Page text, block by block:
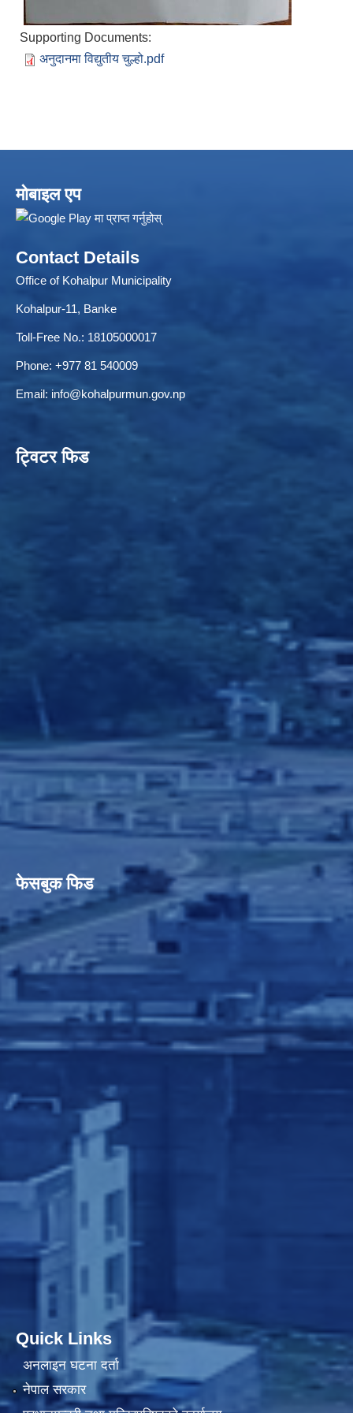
Supporting Documents:
अनुदानमा विद्युतीय चुल्हो.pdf
मोबाइल एप
Contact Details
Office of Kohalpur Municipality
Kohalpur-11, Banke
Toll-Free No.: 18105000017
Phone: +977 81 540009
Email: info@kohalpurmun.gov.np
ट्विटर फिड
फेसबुक फिड
Quick Links
अनलाइन घटना दर्ता
नेपाल सरकार